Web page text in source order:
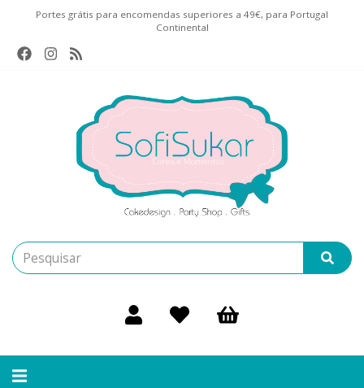
Portes grátis para encomendas superiores a 49€, para Portugal
Continental
Alternar